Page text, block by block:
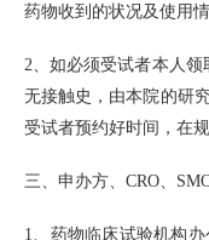
药物收到的状况及使用
2、如必须受试者本人领
无接触史，由本院的研
受试者预约好时间，在
三、申办方、CRO、
1、药物临床试验机构